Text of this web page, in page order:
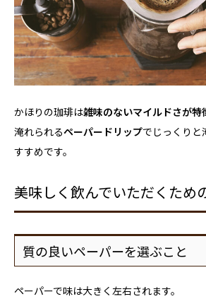
かほりの珈琲は雑味のないマイルドさが特
淹れられるペーパードリップでじっくりと
すすめです。
美味しく飲んでいただくため
質の良いペーパーを選ぶこと
ペーパーで味は大きく左右されます。